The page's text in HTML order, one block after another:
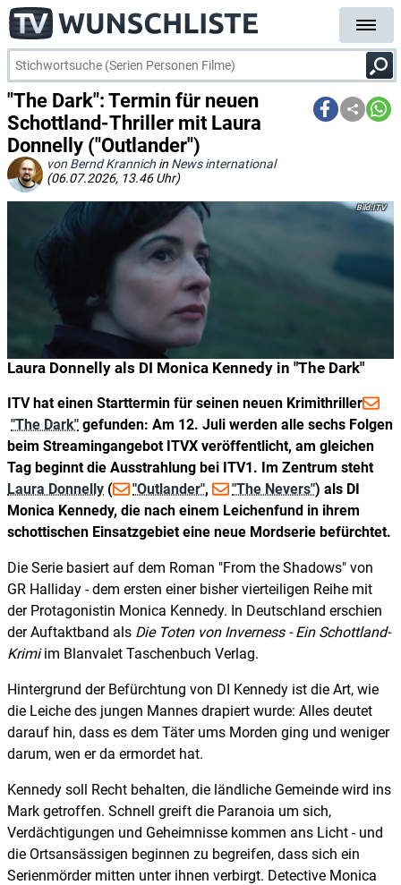
"The Dark": Termin für neuen
Schottland-Thriller mit Laura
Donnelly ("Outlander")
von Bernd Krannich in News international
(06.07.2026, 13.46 Uhr)
Laura Donnelly als DI Monica Kennedy in "The Dark"
ITV
ITV hat einen Starttermin für seinen neuen Krimithriller
"The Dark" gefunden: Am 12. Juli werden alle sechs Folgen
beim Streamingangebot ITVX veröffentlicht, am gleichen
Tag beginnt die Ausstrahlung bei ITV1. Im Zentrum steht
Laura Donnelly ( "Outlander", "The Nevers") als DI
Monica Kennedy, die nach einem Leichenfund in ihrem
schottischen Einsatzgebiet eine neue Mordserie befürchtet.
Die Serie basiert auf dem Roman "From the Shadows" von
GR Halliday - dem ersten einer bisher vierteiligen Reihe mit
der Protagonistin Monica Kennedy. In Deutschland erschien
der Auftaktband als Die Toten von Inverness - Ein Schottland-
Krimiim Blanvalet Taschenbuch Verlag.
Hintergrund der Befürchtung von DI Kennedy ist die Art, wie
die Leiche des jungen Mannes drapiert wurde: Alles deutet
darauf hin, dass es dem Täter ums Morden ging und weniger
darum, wen er da ermordet hat.
Kennedy soll Recht behalten, die ländliche Gemeinde wird ins
Mark getroffen. Schnell greift die Paranoia um sich,
Verdächtigungen und Geheimnisse kommen ans Licht - und
die Ortsansässigen beginnen zu begreifen, dass sich ein
Serienmörder mitten unter ihnen verbirgt. Detective Monica